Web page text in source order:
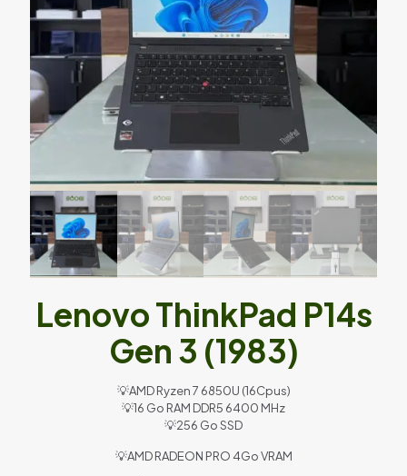
Lenovo ThinkPad P14s
Gen 3 (1983)
💡AMD Ryzen 7 6850U (16Cpus)
💡16 Go RAM DDR5 6400 MHz
💡256 Go SSD
💡AMD RADEON PRO 4Go VRAM